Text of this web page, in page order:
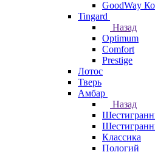
GoodWay
Tingard
Назад
Optimum
Comfort
Prestige
Лотос
Тверь
Амбар
Назад
Классика
Пологий